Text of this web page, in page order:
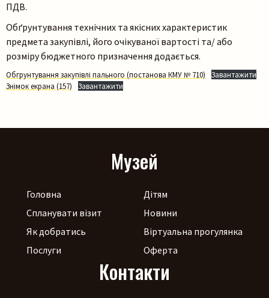
ПДВ.
Обґрунтування технічних та якісних характеристик
предмета закупівлі, його очікуваної вартості та/ або
розміру бюджетного призначення додається.
Обгрунтування закупівлі пального (постанова КМУ № 710)
Завантажити
Знімок екрана (157)
Завантажити
Музей
Головна
Спланувати візит
Як добратись
Послуги
Дітям
Новини
Віртуальна прогулянка
Оферта
Контакти